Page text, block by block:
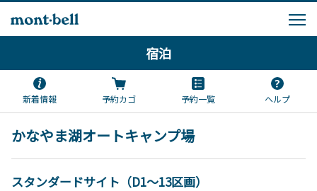
宿泊
新着情報 予約カゴ 予約一覧 ヘルプ
かなやま湖オートキャンプ場
スタンダードサイト（D1～13区画）